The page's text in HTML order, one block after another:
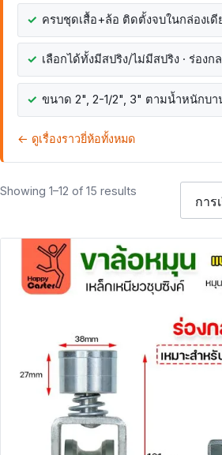
ครบชุดเสื้อ+ล้อ ติดตั้งจบในกล่องเดี
เลือกได้ทั้งมีสปริง/ไม่มีสปริง · ร่องก
ขนาด 2", 2-1/2", 3" ตามน้ำหนักบา
← ดูเรื่องราวยี่ห้อทั้งหมด
Showing 1–12 of 15 results